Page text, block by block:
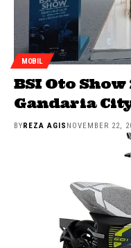
MOBIL
BSI Oto
Gandaria
BY REZA AGIS NOVEMBER 22,